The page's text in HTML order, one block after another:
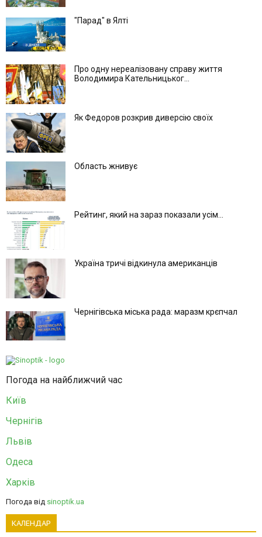
"Парад" в Ялті
Про одну нереалізовану справу життя
Володимира Кательницьког...
Як Федоров розкрив диверсію своїх
Область жнивує
Рейтинг, який на зараз показали усім...
Україна тричі відкинула американців
Чернігівська міська рада: маразм крєпчал
Погода на найближчий час
Київ
Чернігів
Львів
Одеса
Харків
Погода від sinoptik.ua
КАЛЕНДАР